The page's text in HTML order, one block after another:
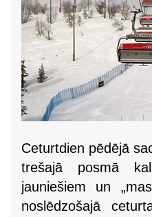
Ceturtdien pēdējā
trešajā posmā
jauniešiem un
noslēdzošajā